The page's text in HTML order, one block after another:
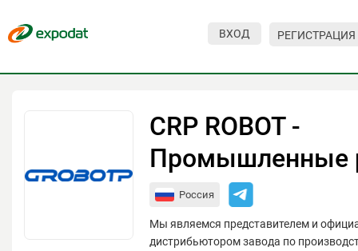
ВХОД РЕГИСТРАЦИЯ
CRP ROBOT -
Промышленные
Россия
Мы являемся представителем и
дистрибьютором завода по
Мероприятия
Организациям